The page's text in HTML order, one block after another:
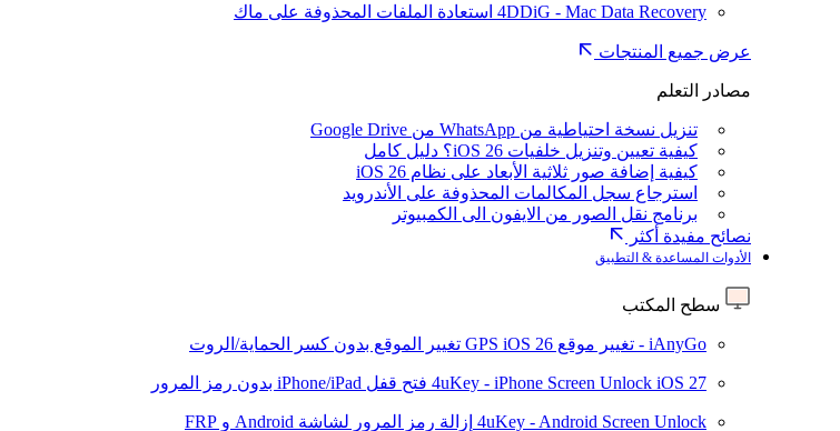
4DDiG - Mac Data Recovery استعادة الملفات المحذوفة على ماك
عرض جميع المنتجات
مصادر التعلم
تنزيل نسخة احتياطية من WhatsApp من Google Drive
كيفية تعيين وتنزيل خلفيات iOS 26؟ دليل كامل
كيفية إضافة صور ثلاثية الأبعاد على نظام iOS 26
استرجاع سجل المكالمات المحذوفة على الأندرويد
برنامج نقل الصور من الايفون الى الكمبيوتر
نصائح مفيدة أكثر
الأدوات المساعدة & التطبيق
سطح المكتب
iAnyGo - تغيير موقع GPS iOS 26 تغيير الموقع بدون كسر الحماية/الروت
4uKey - iPhone Screen Unlock iOS 27 فتح قفل iPhone/iPad بدون رمز المرور
4uKey - Android Screen Unlock إزالة رمز المرور لشاشة Android و FRP